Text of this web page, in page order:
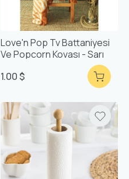
Love'n Pop Tv Battaniyesi
Ve Popcorn Kovası - Sarı
1.00 $